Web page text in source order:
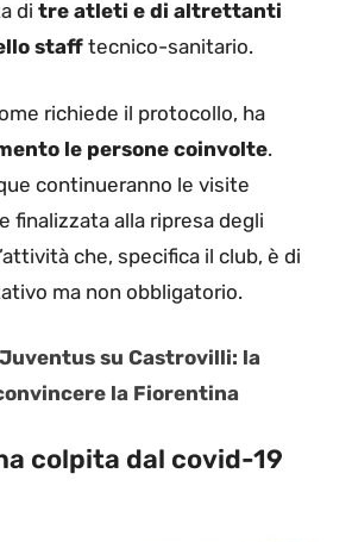
di tre atleti e di altrettanti
staff tecnico-sanitario.
richiede il protocollo, ha
le persone coinvolte.
continueranno le visite
finalizzata alla ripresa degli
che, specifica il club, è di
ma non obbligatorio.
Juventus su Castrovilli: la
la Fiorentina
colpita dal covid-19